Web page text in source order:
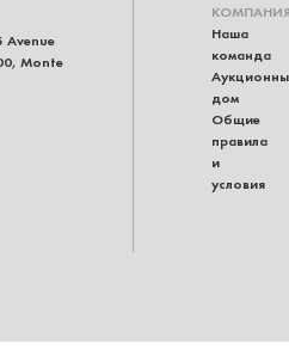
Avenue
Monte
Наша
команда
дом
Общие
правила
и
условия